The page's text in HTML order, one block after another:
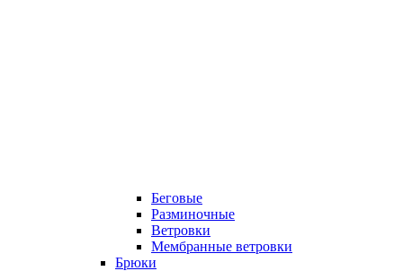
Беговые
Разминочные
Ветровки
Мембранные ветровки
Брюки